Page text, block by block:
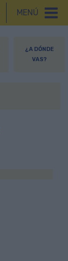
MENÚ
¿A DÓNDE
VAS?